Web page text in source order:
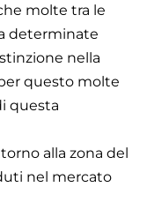
molte tra le
determinate
nella
questo molte
questa
alla zona del
nel mercato